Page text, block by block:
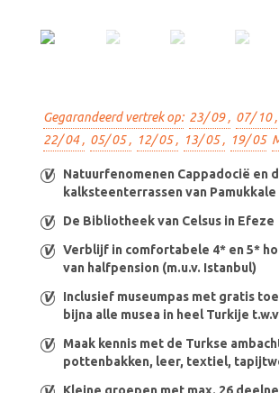
Gegarandeerd vertrek op: 23/ 09 , 07/ 10 ,
22/ 04 , 05/ 05 , 12/ 05 , 13/ 05 , 19/ 05
Natuurfenomenen Cappadocië en
kalksteenterrassen van Pamukkale
De Bibliotheek van Celsus in Efeze
Verblijf in comfortabele 4* en 5*
van halfpension (m.u.v. Istanbul)
Inclusief museumpas met gratis
bijna alle musea in heel Turkije
Maak kennis met de Turkse
pottenbakken, leer, textiel,